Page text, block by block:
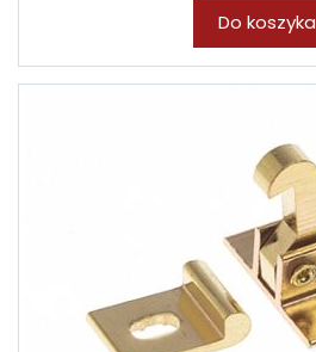
Do koszyka